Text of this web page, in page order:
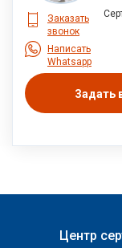
Заказать
звонок
Написать
Whatsapp
Задать
Центр